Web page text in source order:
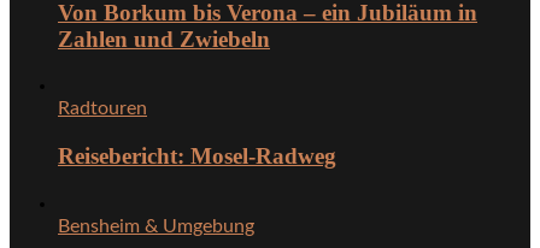
Von Borkum bis Verona – ein Jubiläum in
Zahlen und Zwiebeln
Radtouren
Reisebericht: Mosel-Radweg
Bensheim & Umgebung